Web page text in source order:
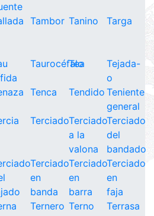
Tambor Tanino Targa
Taurocéfalo
Tea
Tejada-
o
Tenca Tendido Teniente
general
TerciadoTerciado
a la
valona
Terciado
del
bandado
Terciado
en
banda
Terciado
en
barra
Terciado
en
faja
Ternero Terno Terrasa